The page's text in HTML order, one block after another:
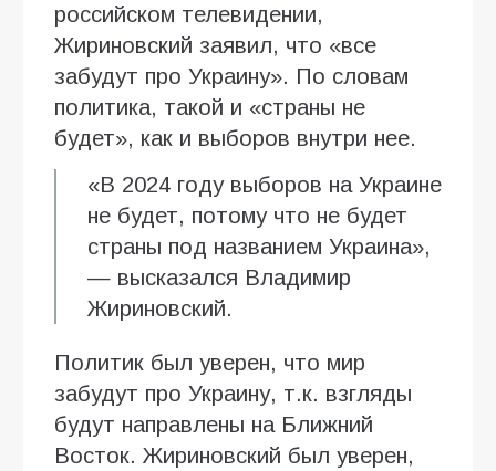
российском телевидении,
Жириновский заявил, что «все
забудут про Украину». По словам
политика, такой и «страны не
будет», как и выборов внутри нее.
«В 2024 году выборов на Украине
не будет, потому что не будет
страны под названием Украина»,
— высказался Владимир
Жириновский.
Политик был уверен, что мир
забудут про Украину, т.к. взгляды
будут направлены на Ближний
Восток. Жириновский был уверен,